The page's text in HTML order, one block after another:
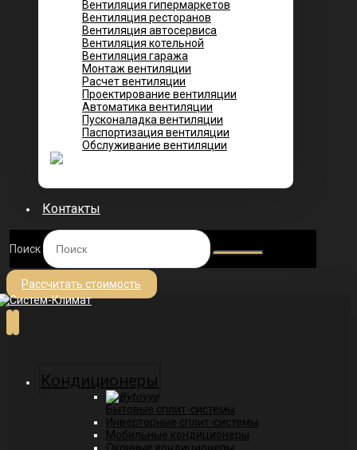
Вентиляция гипермаркетов
Вентиляция ресторанов
Вентиляция автосервиса
Вентиляция котельной
Вентиляция гаража
Монтаж вентиляции
Расчет вентиляции
Проектирование вентиляции
Автоматика вентиляции
Пусконаладка вентиляции
Паспортизация вентиляции
Обслуживание вентиляции
Контакты
Поиск
Рассчитать стоимость
Кондиционеры
Бытовые сплит-системы
Инверторные сплит-системы
Мобильные кондиционеры